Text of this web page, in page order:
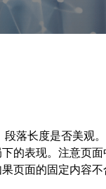
落长度是否美观
的表现。注意页面
页面的固定内容